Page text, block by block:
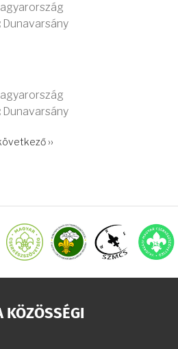
Dunavarsány
Dunavarsány
››
KÖZÖSSÉGI